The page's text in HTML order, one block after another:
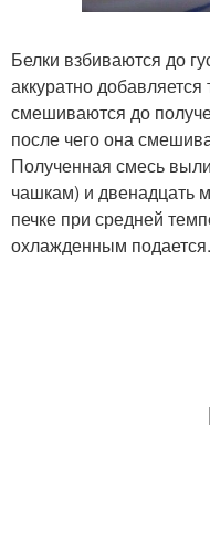
Белки взбиваются до
аккуратно
смешиваются до
после чего она
Полученная смесь
чашкам) и двенадцать
печке при средней
охлажденным подается.